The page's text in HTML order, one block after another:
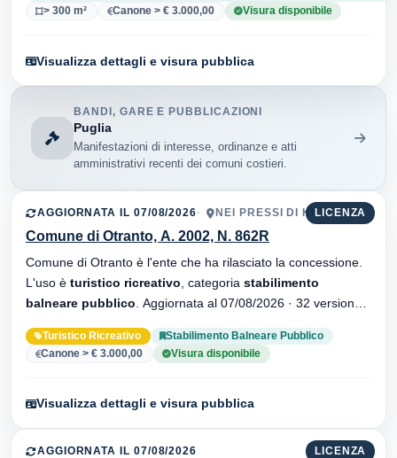
> 300 m²
Canone > € 3.000,00 Visura disponibile
Visualizza dettagli e visura pubblica
BANDI, GARE E PUBBLICAZIONI
Puglia
Manifestazioni di interesse, ordinanze e atti
amministrativi recenti dei comuni costieri.
LICENZA
AGGIORNATA IL 07/08/2026 NEI PRESSI DI KUM
Comune di Otranto, A. 2002, N. 862R
Comune di Otranto è l'ente che ha rilasciato la concessione.
L'uso è turistico ricreativo , categoria stabilimento
balneare pubblico
Turistico Ricreativo
Stabilimento Balneare Pubblico
Canone > € 3.000,00
Visura disponibile
Visualizza dettagli e visura pubblica
LICENZA
AGGIORNATA IL 07/08/2026